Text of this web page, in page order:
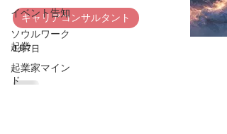
イベント告知
ソウルワーク
起業
起業家マイン
ド
キャリアコンサルタント
1月7日